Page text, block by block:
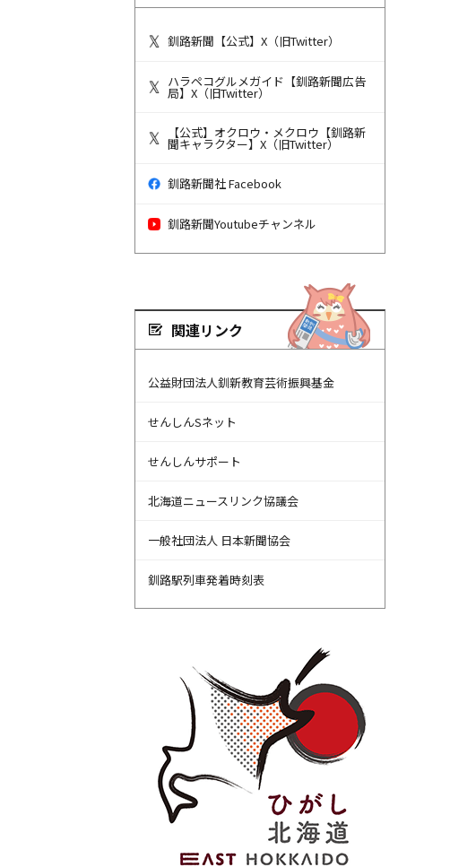
釧路新聞【公式】X（旧Twitter）
ハラペコグルメガイド【釧路新聞広告
局】X（旧Twitter）
【公式】オクロウ・メクロウ【釧路新
聞キャラクター】X（旧Twitter）
釧路新聞社 Facebook
釧路新聞Youtubeチャンネル
関連リンク
公益財団法人釧新教育芸術振興基金
せんしんSネット
せんしんサポート
北海道ニュースリンク協議会
一般社団法人 日本新聞協会
釧路駅列車発着時刻表